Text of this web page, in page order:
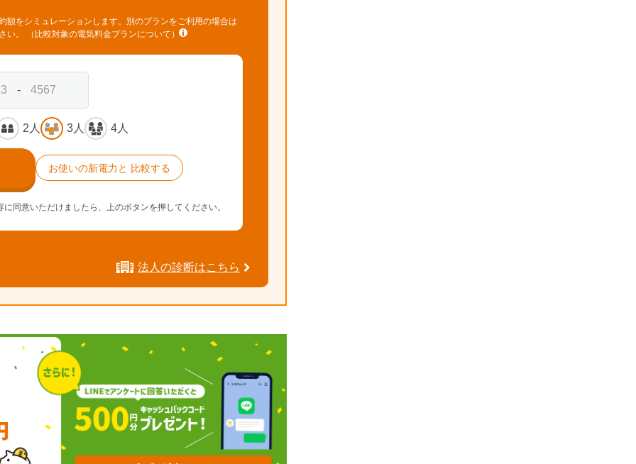
をシミュレーションします。別のプランをご利用の場合は
い。
（比較対象の電気料金プランについて）
-
2人 3人 4人
お使いの新電力と 比較する
同意いただけましたら、上のボタンを押してください。
法人の診断はこちら